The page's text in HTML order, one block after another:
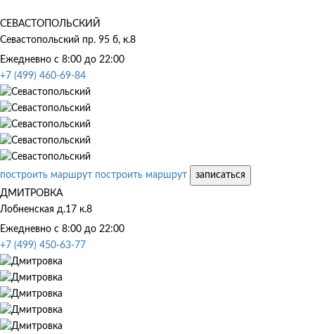
СЕВАСТОПОЛЬСКИЙ
Севастопольский пр. 95 б, к.8
Ежедневно с 8:00 до 22:00
+7 (499) 460-69-84
построить маршрут построить маршрут
записаться
ДМИТРОВКА
Лобненская д.17 к.8
Ежедневно с 8:00 до 22:00
+7 (499) 450-63-77